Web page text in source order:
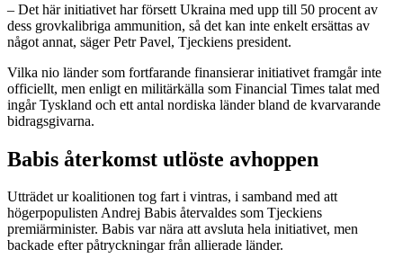
– Det här initiativet har försett Ukraina med upp till 50 procent av
dess grovkalibriga ammunition, så det kan inte enkelt ersättas av
något annat, säger Petr Pavel, Tjeckiens president.
Vilka nio länder som fortfarande finansierar initiativet framgår inte
officiellt, men enligt en militärkälla som Financial Times talat med
ingår Tyskland och ett antal nordiska länder bland de kvarvarande
bidragsgivarna.
Babis återkomst utlöste avhoppen
Utträdet ur koalitionen tog fart i vintras, i samband med att
högerpopulisten Andrej Babis återvaldes som Tjeckiens
premiärminister. Babis var nära att avsluta hela initiativet, men
backade efter påtryckningar från allierade länder.